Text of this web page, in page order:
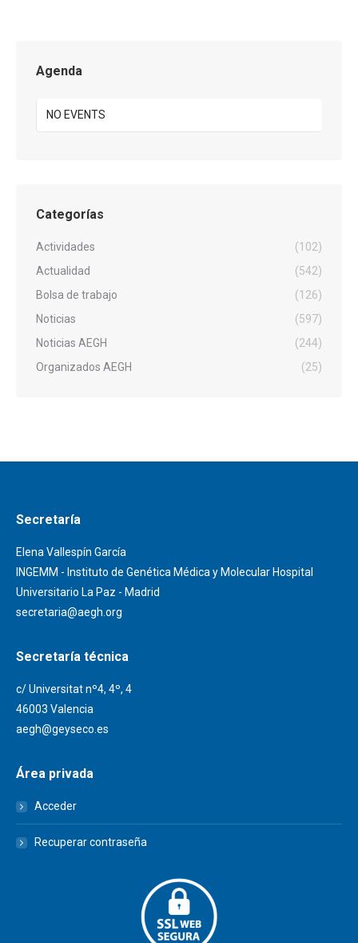
Agenda
NO EVENTS
Categorías
Actividades
(102)
Actualidad
(542)
Bolsa de trabajo
(126)
Noticias
(597)
Noticias AEGH
(244)
Organizados AEGH
(25)
Secretaría
Elena Vallespín García
INGEMM - Instituto de Genética Médica y Molecular Hospital
Universitario La Paz - Madrid
secretaria@aegh.org
Secretaría técnica
c/ Universitat nº4, 4º, 4
46003 Valencia
aegh@geyseco.es
Área privada
Acceder
Recuperar contraseña